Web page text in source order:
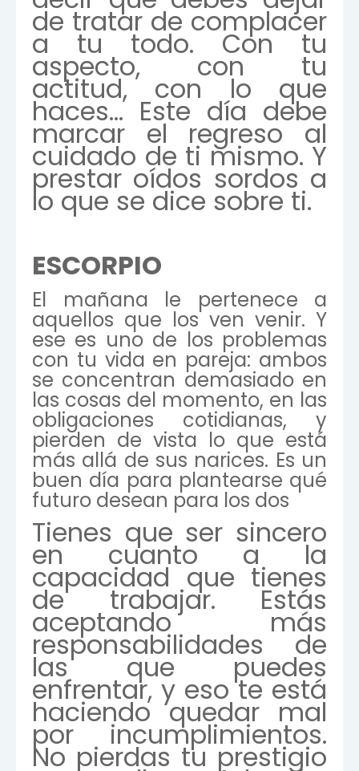
de tratar de complacer
a tu todo. Con tu
aspecto, con tu
actitud, con lo que
haces… Este día debe
marcar el regreso al
cuidado de ti mismo. Y
prestar oídos sordos a
lo que se dice sobre ti.
ESCORPIO
El mañana le pertenece a
aquellos que los ven venir. Y
ese es uno de los problemas
con tu vida en pareja: ambos
se concentran demasiado en
las cosas del momento, en las
obligaciones cotidianas, y
pierden de vista lo que está
más allá de sus narices. Es un
buen día para plantearse qué
futuro desean para los dos
Tienes que ser sincero
en cuanto a la
capacidad que tienes
de trabajar. Estás
aceptando más
responsabilidades de
las que puedes
enfrentar, y eso te está
haciendo quedar mal
por incumplimientos.
No pierdas tu prestigio